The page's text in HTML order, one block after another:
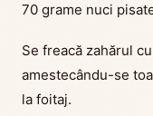
70 grame nuci
Se freacă zahărul
amestecându-se
la foitaj.